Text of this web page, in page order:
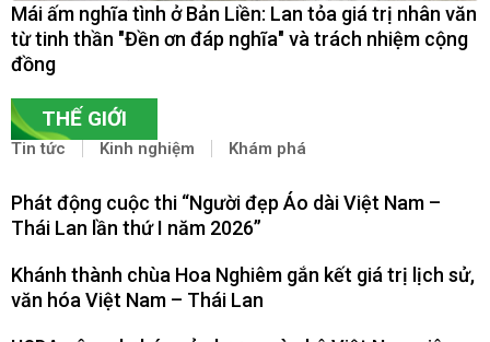
Mái ấm nghĩa tình ở Bản Liền: Lan tỏa giá trị nhân văn
từ tinh thần "Đền ơn đáp nghĩa" và trách nhiệm cộng
đồng
THẾ GIỚI
Tin tức Kinh nghiệm Khám phá
Phát động cuộc thi “Người đẹp Áo dài Việt Nam –
Thái Lan lần thứ I năm 2026”
Khánh thành chùa Hoa Nghiêm gắn kết giá trị lịch sử,
văn hóa Việt Nam – Thái Lan